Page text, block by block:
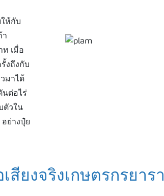
ห้กับ
า
ท เมื่อ
งถึงกับ
มาได้
นต่อไร่
ตัวใน
ย่างปุ๋ย
สียงจริงเกษตรกรยาร